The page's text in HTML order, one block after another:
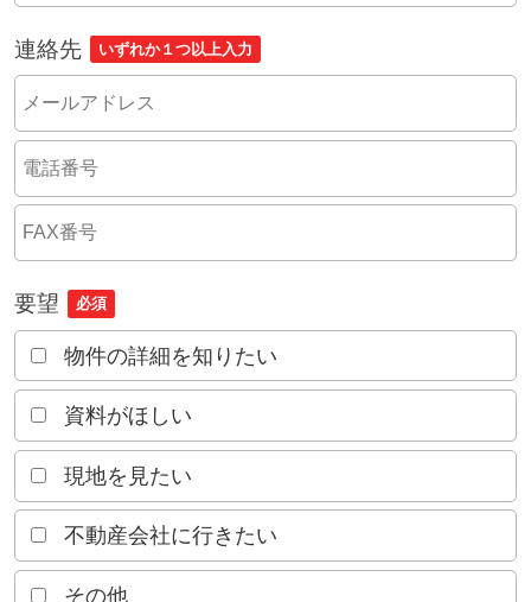
連絡先 いずれか１つ以上入力
要望 必須
物件の詳細を知りたい
資料がほしい
現地を見たい
不動産会社に行きたい
その他